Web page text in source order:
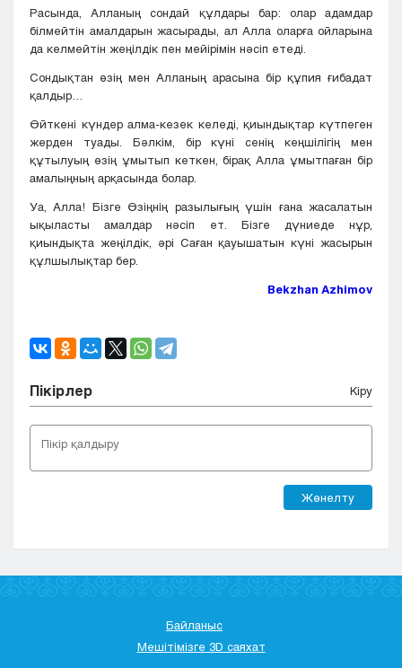
Расында, Алланың сондай құлдары бар: олар адамдар
білмейтін амалдарын жасырады, ал Алла оларға ойларына
да келмейтін жеңілдік пен мейірімін нәсіп етеді.
Сондықтан өзің мен Алланың арасына бір құпия ғибадат
қалдыр…
Өйткені күндер алма-кезек келеді, қиындықтар күтпеген
жерден туады. Бәлкім, бір күні сенің кеңшілігің мен
құтылуың өзің ұмытып кеткен, бірақ Алла ұмытпаған бір
амалыңның арқасында болар.
Уа, Алла! Бізге Өзіңнің разылығың үшін ғана жасалатын
ықыласты амалдар нәсіп ет. Бізге дүниеде нұр,
қиындықта жеңілдік, әрі Саған қауышатын күні жасырын
құлшылықтар бер.
Bekzhan Azhimov
Пікірлер Кіру
Жөнелту
Байланыс
Мешітімізге 3D саяхат